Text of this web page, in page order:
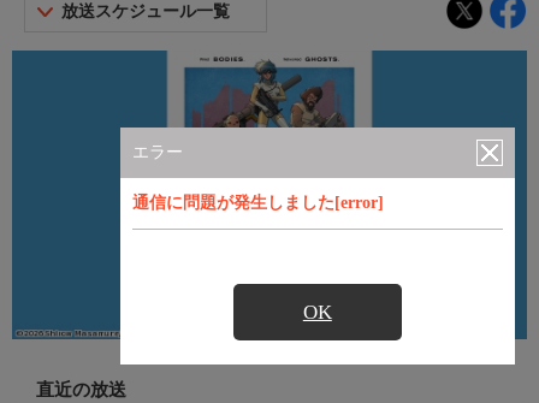
エラー
通信に問題が発生しました[error]
OK
放送スケジュール一覧
直近の放送